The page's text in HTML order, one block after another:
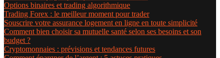
Options binaires et trading algorithmique
Trading Forex : le meilleur moment pour trader
Souscrire votre assurance logement en ligne en toute simplicité
Comment bien choisir sa mutuelle santé selon ses besoins et son
budget ?
Cryptomonnaies : prévisions et tendances futures